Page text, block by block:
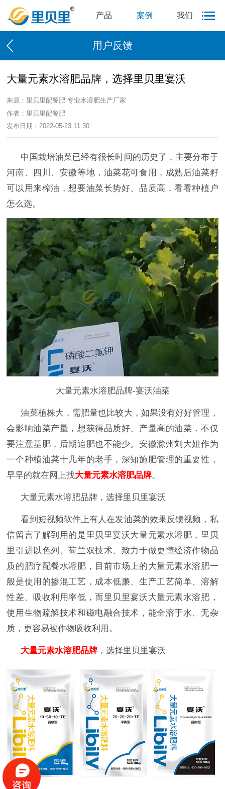
产品 案例 我们
用户反馈
大量元素水溶肥品牌，选择里贝里宴沃
来源：里贝里配餐肥 专业水溶肥生产厂家
作者：里贝里配餐肥
发布日期：2022-05-23 11:30
中国栽培油菜已经有很长时间的历史了，主要分布于
河南、四川、安徽等地，油菜花可食用，成熟后油菜籽
可以用来榨油，想要油菜长势好、品质高，看看种植户
怎么选。
大量元素水溶肥品牌-宴沃油菜
油菜植株大，需肥量也比较大，如果没有好好管理，
会影响油菜产量，想获得品质好、产量高的油菜，不仅
要注意基肥，后期追肥也不能少。安徽滁州刘大姐作为
一个种植油菜十几年的老手，深知施肥管理的重要性，
早早的就在网上找大量元素水溶肥品牌。
大量元素水溶肥品牌，选择里贝里宴沃
看到短视频软件上有人在发油菜的效果反馈视频，私
信留言了解到用的是里贝里宴沃大量元素水溶肥，里贝
里引进以色列、荷兰双技术、致力于做更懂经济作物品
质的肥疗配餐水溶肥，目前市场上的大量元素水溶肥一
般是使用的掺混工艺，成本低廉、生产工艺简单、溶解
性差、吸收利用率低，而里贝里宴沃大量元素水溶肥，
使用生物疏解技术和磁电融合技术，能全溶于水、无杂
质，更容易被作物吸收利用。
大量元素水溶肥品牌 ，选择里贝里宴沃